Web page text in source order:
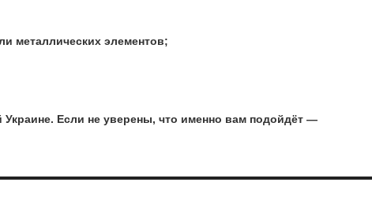
металлических элементов;
Если не уверены, что именно вам подойдёт —